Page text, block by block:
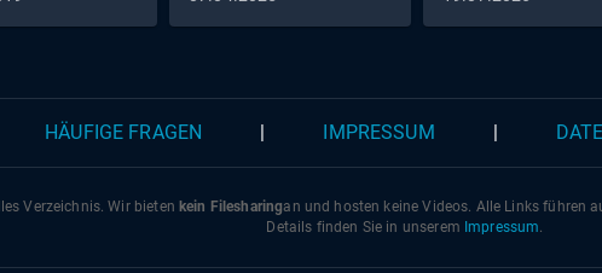
HÄUFIGE FRAGEN IMPRESSUM
Verzeichnis. Wir bieten kein Filesharingan und hosten keine Videos. Alle Links führen
Details finden Sie in unserem Impressum.